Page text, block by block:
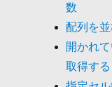
数
配列を
開かれ
取得する